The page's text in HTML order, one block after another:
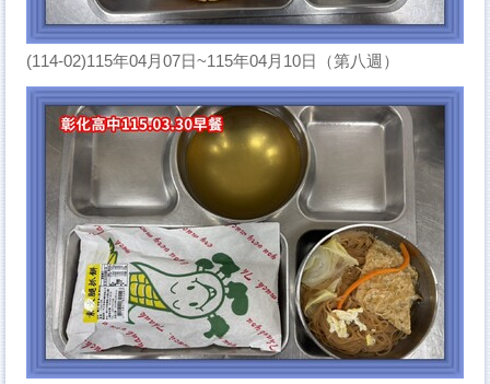
(114-02)115年04月07日~115年04月10日（第八週）